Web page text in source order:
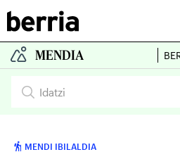
MENDIA
MENDI IBILALDIA